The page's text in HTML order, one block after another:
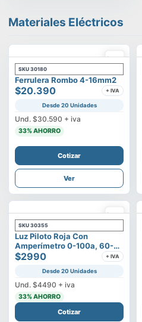
Materiales Eléctricos
SKU 30180
Ferrulera Rombo 4-16mm2
$20.390 + IVA
Desde 20 Unidades
Und. $30.590 + iva
33% AHORRO
Cotizar
Ver
SKU 30355
Luz Piloto Roja Con
Amperímetro 0-100a, 60-
500v
$2990 + IVA
Desde 20 Unidades
Und. $4490 + iva
33% AHORRO
Cotizar